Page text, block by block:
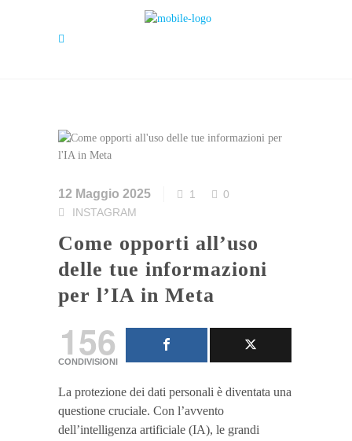
12 Maggio 2025 1
0
INSTAGRAM
Come opporti all’uso
delle tue informazioni
per l’IA in Meta
156
CONDIVISIONI
La protezione dei dati personali è diventata una
questione cruciale. Con l’avvento
dell’intelligenza artificiale (IA), le grandi